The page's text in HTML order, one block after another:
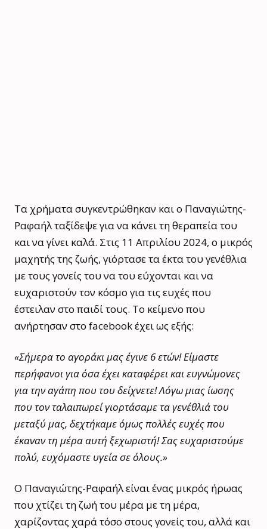
Τα χρήματα συγκεντρώθηκαν και ο Παναγιώτης-
Ραφαήλ ταξίδεψε για να κάνει τη θεραπεία του
και να γίνει καλά. Στις 11 Απριλίου 2024, ο μικρός
μαχητής της ζωής, γιόρτασε τα έκτα του γενέθλια
με τους γονείς του να του εύχονται και να
ευχαριστούν τον κόσμο για τις ευχές που
έστειλαν στο παιδί τους. Το κείμενο που
ανήρτησαν στο facebook έχει ως εξής:
«Σήμερα το αγοράκι μας έγινε 6 ετών! Είμαστε
περήφανοι για όσα έχει καταφέρει και ευγνώμονες
για την αγάπη που του δείχνετε! Λόγω μιας ίωσης
που τον ταλαιπωρεί γιορτάσαμε τα γενέθλιά του
μεταξύ μας, δεχτήκαμε όμως πολλές ευχές που
έκαναν τη μέρα αυτή ξεχωριστή! Σας ευχαριστούμε
πολύ, ευχόμαστε υγεία σε όλους.»
Ο Παναγιώτης-Ραφαήλ είναι ένας μικρός ήρωας
που χτίζει τη ζωή του μέρα με τη μέρα,
χαρίζοντας χαρά τόσο στους γονείς του, αλλά και